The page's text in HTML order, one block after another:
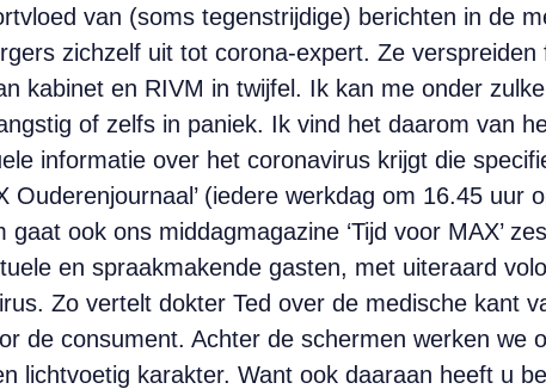
van (soms tegenstrijdige) berichten in de
zichzelf uit tot corona-expert. Ze
kabinet en RIVM in twijfel. Ik kan me onder
of zelfs in paniek. Ik vind het daarom van
informatie over het coronavirus krijgt die
Ouderenjournaal’ (iedere werkdag om 16.45
gaat ook ons middagmagazine ‘Tijd voor MAX’
en spraakmakende gasten, met uiteraard
Zo vertelt dokter Ted over de medische kant
de consument. Achter de schermen werken we
lichtvoetig karakter. Want ook daaraan heeft u